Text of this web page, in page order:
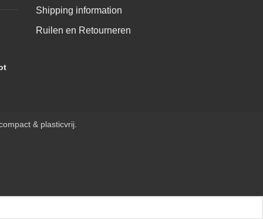
Shipping information
Ruilen en Retourneren
& plasticvrij.